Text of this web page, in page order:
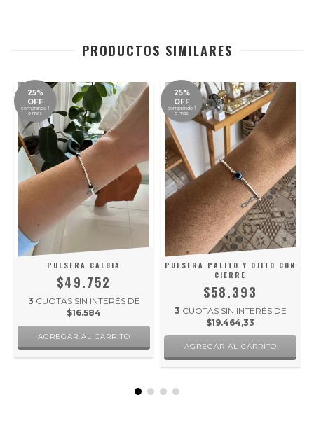
PRODUCTOS SIMILARES
25%
OFF
comprando 1
o más
PULSERA CALBIA
$49.752
3 CUOTAS SIN INTERÉS DE
$16.584
25%
OFF
comprando 1
o más
PULSERA PALITO Y OJITO CON
CIERRE
$58.393
3 CUOTAS SIN INTERÉS DE
$19.464,33